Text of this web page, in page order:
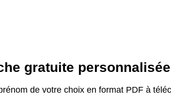
gratuite
de votre choix en format PDF à